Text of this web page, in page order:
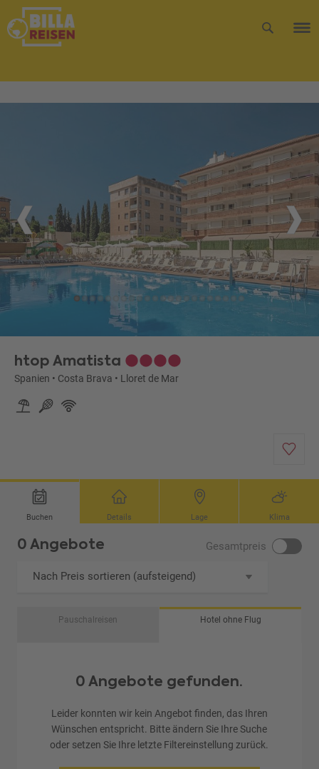
htop Amatista
Spanien • Costa Brava • Lloret de Mar
Buchen Details Lage Klima
0 Angebote Gesamtpreis
Nach Preis sortieren (aufsteigend)
Pauschalreisen Hotel ohne Flug
0 Angebote gefunden.
Leider konnten wir kein Angebot finden, das Ihren
Wünschen entspricht. Bitte ändern Sie Ihre Suche
oder setzen Sie Ihre letzte Filtereinstellung zurück.